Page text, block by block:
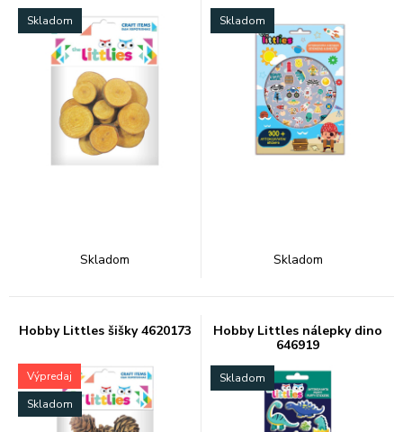
Skladom
Skladom
Skladom
Skladom
Hobby Littles šišky 4620173
Výpredaj
Skladom
Hobby Littles nálepky dino
646919
Skladom